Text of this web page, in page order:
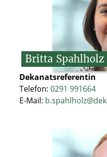
Britta Spahlholz
Dekanatsreferentin
Telefon: 0291 991664
E-Mail: